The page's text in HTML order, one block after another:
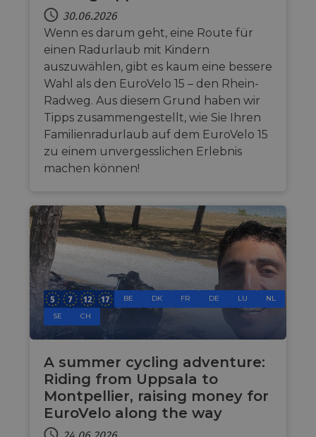
30.06.2026
Wenn es darum geht, eine Route für
einen Radurlaub mit Kindern
auszuwählen, gibt es kaum eine bessere
Wahl als den EuroVelo 15 – den Rhein-
Radweg. Aus diesem Grund haben wir
Tipps zusammengestellt, wie Sie Ihren
Familienradurlaub auf dem EuroVelo 15
zu einem unvergesslichen Erlebnis
machen können!
BE DK FR DE LU
NL
SE
CH
A summer cycling adventure:
Riding from Uppsala to
Montpellier, raising money for
EuroVelo along the way